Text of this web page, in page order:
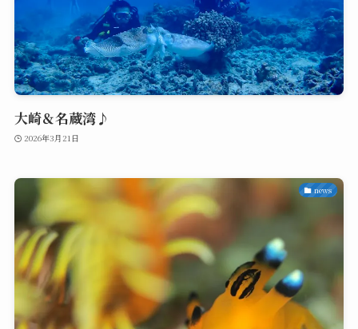
大崎＆名蔵湾♪
2026年3月21日
news